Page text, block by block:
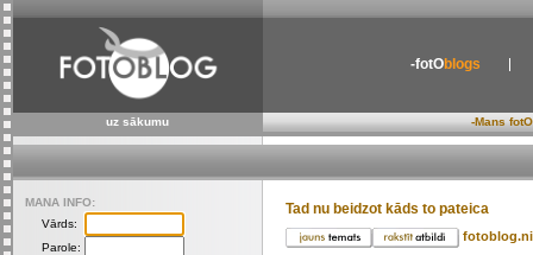
-fotOblogs
uz sākumu -Mans
Tad nu beidzot kāds to pateica
MANA INFO:
Vārds:
Parole: